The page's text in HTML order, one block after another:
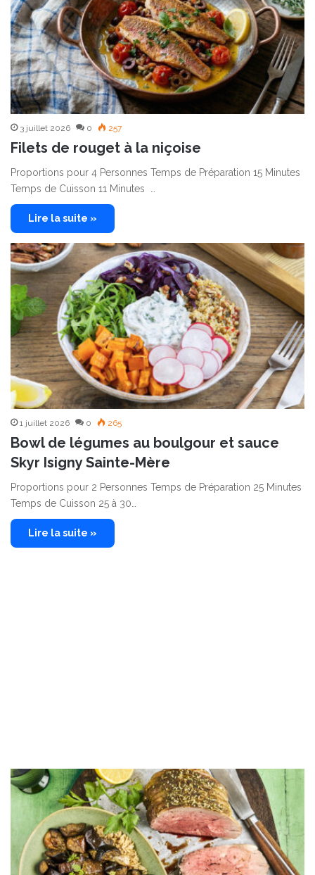
3 juillet 2026 0 257
Filets de rouget à la niçoise
Proportions pour 4 Personnes Temps de Préparation 15 Minutes
Temps de Cuisson 11 Minutes …
Lire la suite »
1 juillet 2026 0 265
Bowl de légumes au boulgour et sauce
Skyr Isigny Sainte-Mère
Proportions pour 2 Personnes Temps de Préparation 25 Minutes
Temps de Cuisson 25 à 30…
Lire la suite »